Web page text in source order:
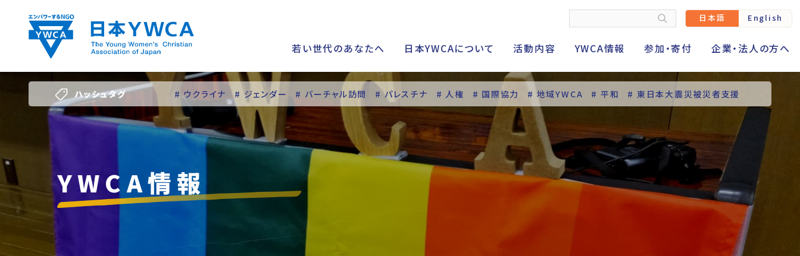
content
日本語 English
若い世代のあなたへ 日本YWCAについて 活動内容 YWCA情報 参加・寄付 企業・法人の方へ
ハッシュタグ # ウクライナ # ジェンダー # バーチャル訪問 # パレスチナ # 人権 # 国際協力 # 地域YWCA # 平和 # 東日本大震災被災者支援
# 若い女性のリーダーシップ
YWCA情報